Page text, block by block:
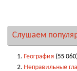
Слушаем
География (55
Неправильные